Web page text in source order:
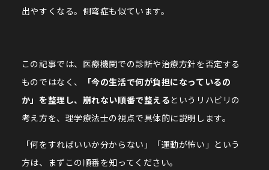
出やすくなる。側弯症も似ています。
この記事では、医療機関での診断や治療方針を否定する
ものではなく、
「今の生活で何が負担になっているの
か」を整理し、崩れない順番で整えるというリハビリの
考え方を、理学療法士の視点で具体的に説明します。
「何をすればいいか分からない」「運動が怖い」という
方は、まずこの順番を知ってください。